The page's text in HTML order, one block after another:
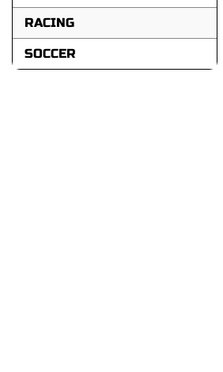
RACING
SOCCER